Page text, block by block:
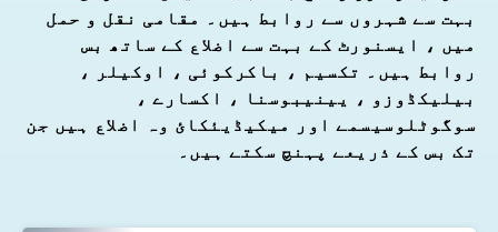
بہت سے شہروں سے روابط ہیں۔ مقامی نقل و حمل
میں ، ایسنورٹ کے بہت سے اضلاع کے ساتھ بس
روابط ہیں۔ تکسیم ، باکرکوئی ، اوکیلر ،
بیلیکڈوزو ، یینیبوسنا ، اکسارے ،
سوگوٹلوسیسمے اور میکیڈیئکائ وہ اضلاع ہیں جن
تک بس کے ذریعے پہنچ سکتے ہیں۔